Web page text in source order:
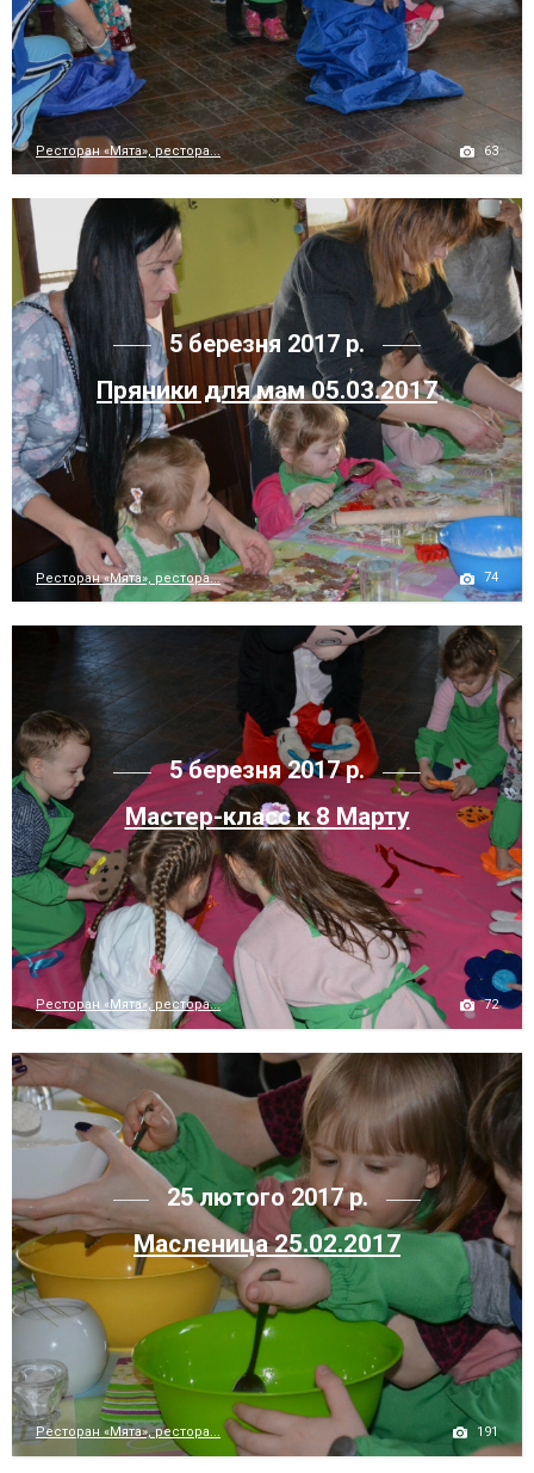
Ресторан «Мята», рестора... 63
5 березня 2017 р.
Пряники для мам 05.03.2017
Ресторан «Мята», рестора... 74
5 березня 2017 р.
Мастер-класс к 8 Марту
Ресторан «Мята», рестора... 72
25 лютого 2017 р.
Масленица 25.02.2017
Ресторан «Мята», рестора... 191